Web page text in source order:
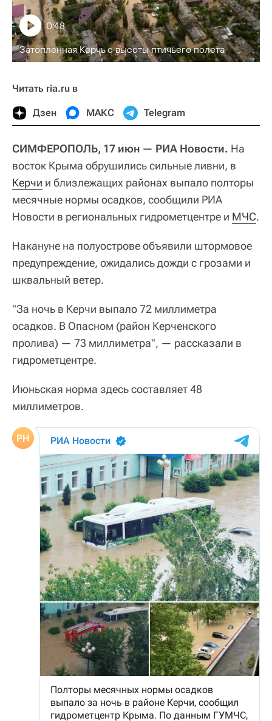
Затопленная Керчь с высоты птичьего полета
0:48
Читать ria.ru в
Дзен МАКС Telegram
СИМФЕРОПОЛЬ, 17 июн — РИА Новости. На
восток Крыма обрушились сильные ливни, в
Керчи и близлежащих районах выпало полторы
месячные нормы осадков, сообщили РИА
Новости в региональных гидрометцентре и МЧС.
Накануне на полуострове объявили штормовое
предупреждение, ожидались дожди с грозами и
шквальный ветер.
"За ночь в Керчи выпало 72 миллиметра
осадков. В Опасном (район Керченского
пролива) — 73 миллиметра", — рассказали в
гидрометцентре.
Июньская норма здесь составляет 48
миллиметров.